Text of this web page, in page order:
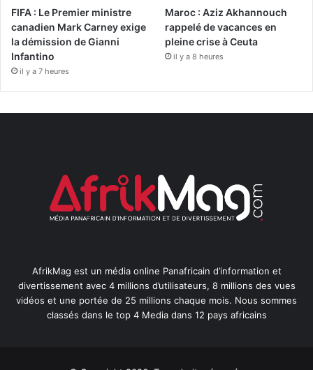
FIFA : Le Premier ministre
canadien Mark Carney exige
la démission de Gianni
Infantino
il y a 7 heures
Maroc : Aziz Akhannouch
rappelé de vacances en
pleine crise à Ceuta
il y a 8 heures
AfrikMag est un média online Panafricain d’information et
divertissement avec 4 millions d’utilisateurs, 8 millions des vues
vidéos et une portée de 25 millions chaque mois. Nous sommes
classés dans le top 4 Media dans 12 pays africains